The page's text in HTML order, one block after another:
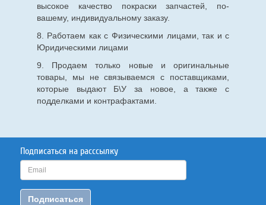
высокое качество покраски запчастей, по-
вашему, индивидуальному заказу.
8. Работаем как с Физическими лицами, так и с
Юридическими лицами
9. Продаем только новые и оригинальные
товары, мы не связываемся с поставщиками,
которые выдают Б\У за новое, а также с
подделками и контрафактами.
Подписаться на расссылку
Подписаться